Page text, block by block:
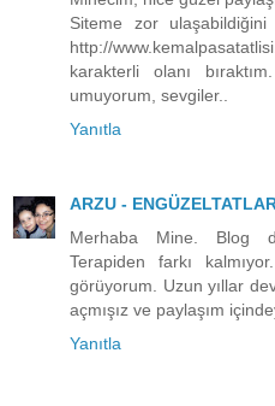
Siteme zor ulaşabildiğini
http://
karakterli olanı
umuyorum, sevgiler..
Yanıtla
ARZU -
Merhaba Mine. Blog
Terapiden farkı
görüyorum. Uzun yıllar
açmışız ve paylaşım
Yanıtla